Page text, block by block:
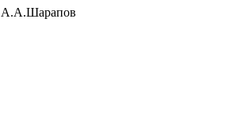
А.А.Шарапов